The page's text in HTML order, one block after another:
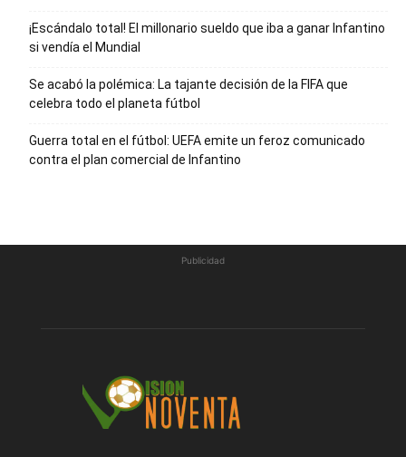
¡Escándalo total! El millonario sueldo que iba a ganar Infantino
si vendía el Mundial
Se acabó la polémica: La tajante decisión de la FIFA que
celebra todo el planeta fútbol
Guerra total en el fútbol: UEFA emite un feroz comunicado
contra el plan comercial de Infantino
Publicidad